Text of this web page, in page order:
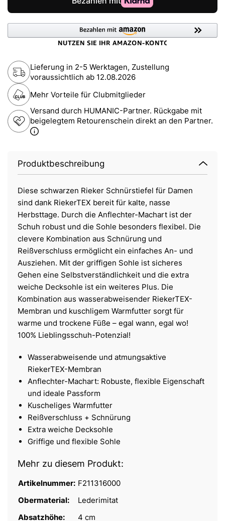
Lieferung in 2-5 Werktagen, Zustellung
voraussichtlich ab 12.08.2026
Mehr Vorteile für Clubmitglieder
Versand durch HUMANIC-Partner. Rückgabe mit
beigelegtem Retourenschein direkt an den Partner.
Produktbeschreibung
Diese schwarzen Rieker Schnürstiefel für Damen
sind dank RiekerTEX bereit für kalte, nasse
Herbsttage. Durch die Anflechter-Machart ist der
Schuh robust und die Sohle besonders flexibel. Die
clevere Kombination aus Schnürung und
Reißverschluss ermöglicht ein einfaches An- und
Ausziehen. Mit der griffigen Sohle ist sicheres
Gehen eine Selbstverständlichkeit und die extra
weiche Decksohle ist ein weiteres Plus. Die
Kombination aus wasserabweisender RiekerTEX-
Membran und kuschligem Warmfutter sorgt für
warme und trockene Füße – egal wann, egal wo!
100% Lieblingsschuh-Potenzial!
Wasserabweisende und atmungsaktive
RiekerTEX-Membran
Anflechter-Machart: Robuste, flexible Eigenschaft
und ideale Passform
Kuscheliges Warmfutter
Reißverschluss + Schnürung
Extra weiche Decksohle
Griffige und flexible Sohle
Mehr zu diesem Produkt:
Artikelnummer: F211316000
Obermaterial:
Lederimitat
Absatzhöhe:
4 cm